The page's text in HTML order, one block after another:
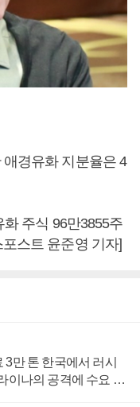
경유화 지분율은 4
주식 96만3855주
스트 윤준영 기자]
3만 톤 한국에서 러시
이나의 공격에 수요 늘